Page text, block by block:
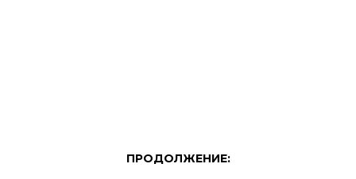
ПРОДОЛЖЕНИЕ: